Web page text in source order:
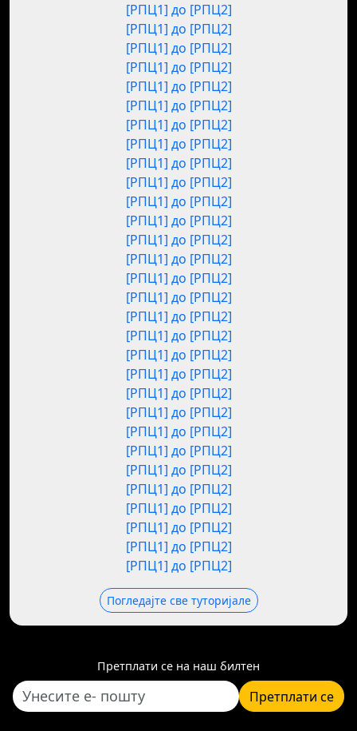
[РПЦ1] до [РПЦ2]
[РПЦ1] до [РПЦ2]
[РПЦ1] до [РПЦ2]
[РПЦ1] до [РПЦ2]
[РПЦ1] до [РПЦ2]
[РПЦ1] до [РПЦ2]
[РПЦ1] до [РПЦ2]
[РПЦ1] до [РПЦ2]
[РПЦ1] до [РПЦ2]
[РПЦ1] до [РПЦ2]
[РПЦ1] до [РПЦ2]
[РПЦ1] до [РПЦ2]
[РПЦ1] до [РПЦ2]
[РПЦ1] до [РПЦ2]
[РПЦ1] до [РПЦ2]
[РПЦ1] до [РПЦ2]
[РПЦ1] до [РПЦ2]
[РПЦ1] до [РПЦ2]
[РПЦ1] до [РПЦ2]
[РПЦ1] до [РПЦ2]
[РПЦ1] до [РПЦ2]
[РПЦ1] до [РПЦ2]
[РПЦ1] до [РПЦ2]
[РПЦ1] до [РПЦ2]
[РПЦ1] до [РПЦ2]
[РПЦ1] до [РПЦ2]
[РПЦ1] до [РПЦ2]
[РПЦ1] до [РПЦ2]
[РПЦ1] до [РПЦ2]
[РПЦ1] до [РПЦ2]
Погледајте све туторијале
Претплати се на наш билтен
Претплати се